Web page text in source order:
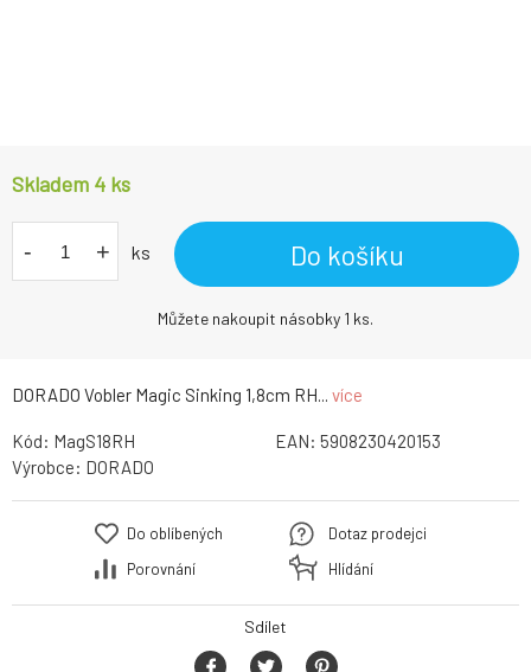
DORADO Vobler Magic Sinking 1,8cm RH... více
Skladem 4 ks
- + ks Do košíku
Můžete nakoupit násobky 1 ks.
Kód: MagS18RH EAN: 5908230420153
Výrobce: DORADO
Do oblíbených
Porovnání
Dotaz prodejci
Hlídání
Sdílet